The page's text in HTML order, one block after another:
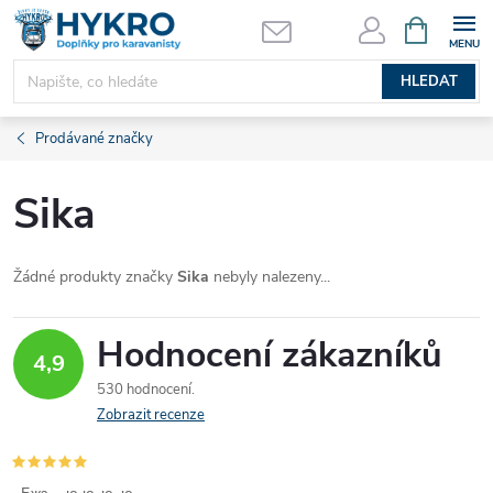
Přejít
obsah
HLEDAT
NÁKUPNÍ
KOŠÍK
Prodávané značky
Sika
Žádné produkty značky Sika nebyly nalezeny...
4,9 Hodnocení zákazníků
530 hodnocení
Zobrazit recenze